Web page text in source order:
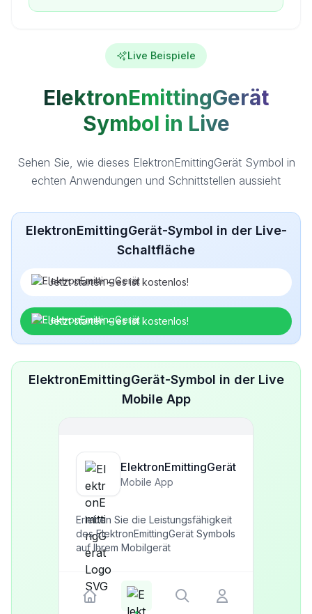
Live Beispiele
ElektronEmittingGerät
Symbol in Live
Sehen Sie, wie dieses ElektronEmittingGerät Symbol in
echten Anwendungen und Schnittstellen aussieht
ElektronEmittingGerät-Symbol in der Live-
Schaltfläche
Jetzt starten – es ist kostenlos!
Jetzt starten – es ist kostenlos!
ElektronEmittingGerät-Symbol in der Live
Mobile App
ElektronEmittingGerät
Mobile App
Erleben Sie die Leistungsfähigkeit
des ElektronEmittingGerät Symbols
auf Ihrem Mobilgerät